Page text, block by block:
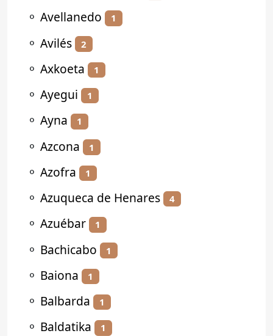
⚬ Avellanedo 1
⚬ Avilés 2
⚬ Axkoeta 1
⚬ Ayegui 1
⚬ Ayna 1
⚬ Azcona 1
⚬ Azofra 1
⚬ Azuqueca de Henares 4
⚬ Azuébar 1
⚬ Bachicabo 1
⚬ Baiona 1
⚬ Balbarda 1
⚬ Baldatika 1